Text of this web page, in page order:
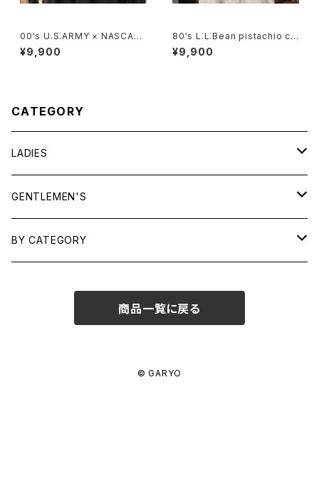
00's U.S.ARMY × NASCAR
embroidered logo black c
otton Tee
¥9,900
80's L.L.Bean pistachio cal
ico cotton box Shirt
¥9,900
CATEGORY
LADIES
TOPS
SHIRTS
OUTERWEAR
GENTLEMEN'S
TOPS
BY CATEGORY
商品一覧に戻る
© GARYO